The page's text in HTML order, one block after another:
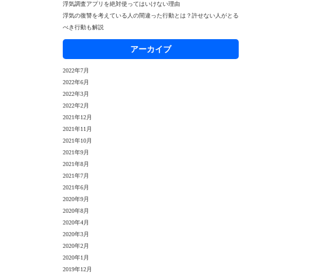
浮気調査アプリを絶対使ってはいけない理由
浮気の復讐を考えている人の間違った行動とは？許せない人がとる
べき行動も解説
アーカイブ
2022年7月
2022年6月
2022年3月
2022年2月
2021年12月
2021年11月
2021年10月
2021年9月
2021年8月
2021年7月
2021年6月
2020年9月
2020年8月
2020年4月
2020年3月
2020年2月
2020年1月
2019年12月